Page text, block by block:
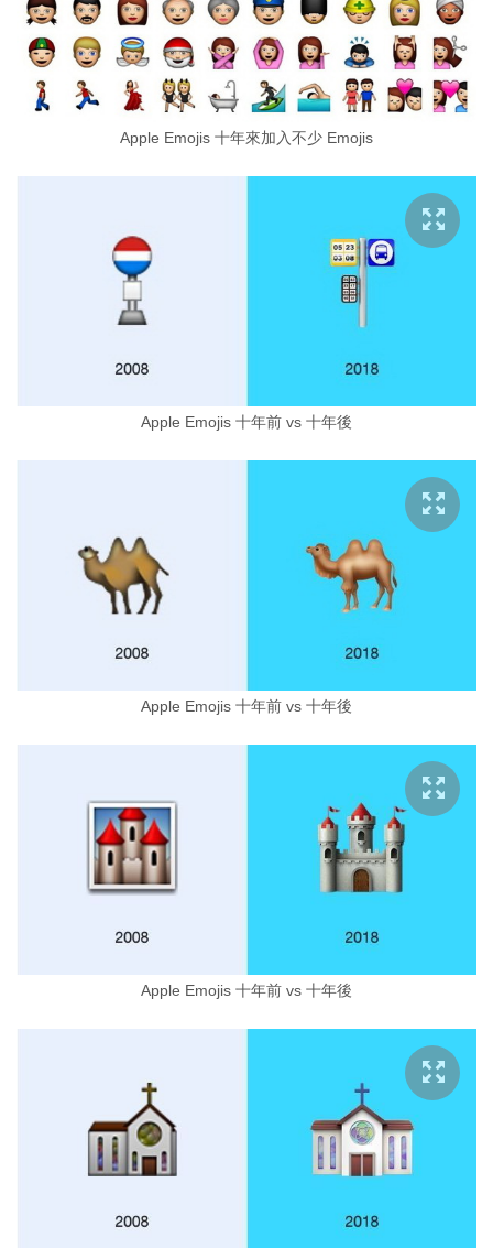
Apple Emojis 十年來加入不少 Emojis
Apple Emojis 十年前 vs 十年後
Apple Emojis 十年前 vs 十年後
Apple Emojis 十年前 vs 十年後